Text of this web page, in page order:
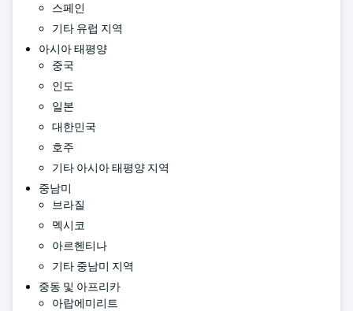
스페인
기타 유럽 지역
아시아 태평양
중국
인도
일본
대한민국
호주
기타 아시아 태평양 지역
중남미
브라질
멕시코
아르헨티나
기타 중남미 지역
중동 및 아프리카
아랍에미리트